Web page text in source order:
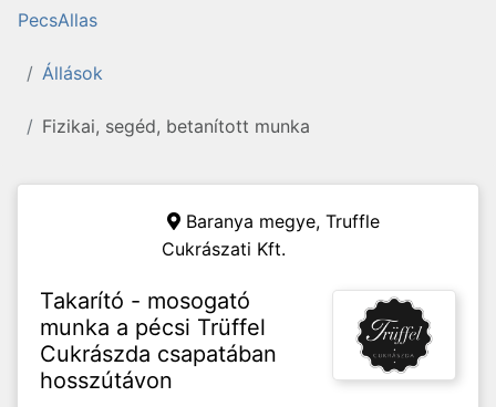
PecsAllas
Állások
Fizikai, segéd, betanított munka
Baranya megye, Truffle
Cukrászati Kft.
Takarító - mosogató
munka a pécsi Trüffel
Cukrászda csapatában
hosszútávon